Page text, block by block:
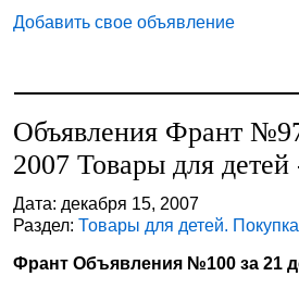
Добавить свое объявление
Объявления Франт
2007 Товары для
Дата: декабря 15, 2007
Раздел:Товары для детей. Покупка
Франт Объявления №100 за 21